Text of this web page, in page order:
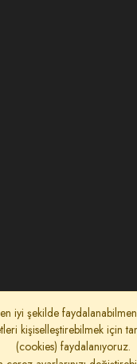
iyi şekilde
kişiselleştirebilmek için
(cookies) faydalanıyoruz.